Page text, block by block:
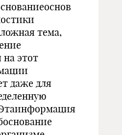
тема,
этот
даже для